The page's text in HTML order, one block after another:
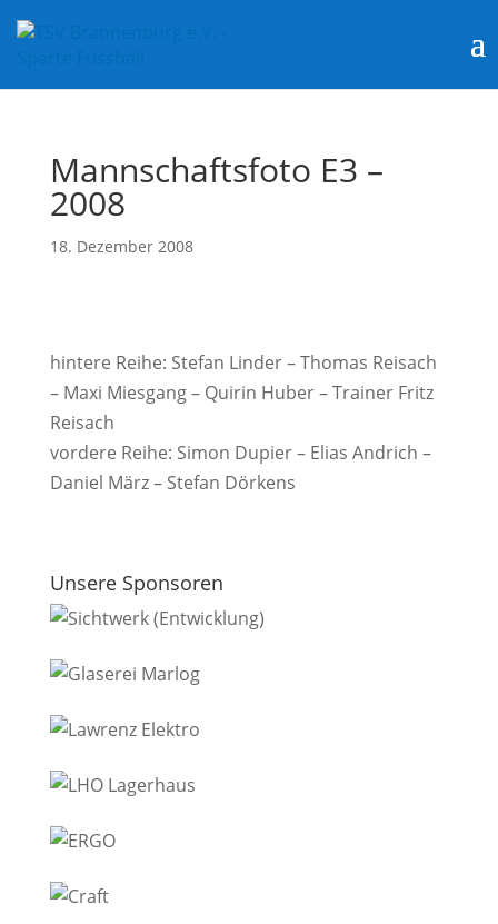
Mannschaftsfoto E3 –
2008
18. Dezember 2008
hintere Reihe: Stefan Linder – Thomas Reisach
– Maxi Miesgang – Quirin Huber – Trainer Fritz
Reisach
vordere Reihe: Simon Dupier – Elias Andrich –
Daniel März – Stefan Dörkens
Unsere Sponsoren